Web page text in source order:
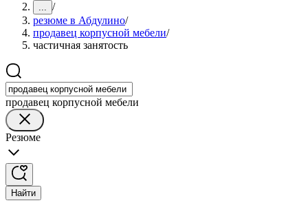
... /
резюме в Абдулино/
продавец корпусной мебели/
частичная занятость
продавец корпусной мебели
Резюме
Найти